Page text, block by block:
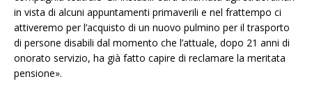
in vista di alcuni appuntamenti primaverili e nel frattempo ci
attiveremo per l’acquisto di un nuovo pulmino per il trasporto
di persone disabili dal momento che l’attuale, dopo 21 anni di
onorato servizio, ha già fatto capire di reclamare la meritata
pensione».